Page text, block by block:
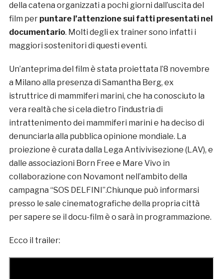
della catena organizzati a pochi giorni dall’uscita del
film per puntare l’attenzione sui fatti presentati nel
documentario. Molti degli ex trainer sono infatti i
maggiori sostenitori di questi eventi.
Un’anteprima del film è stata proiettata l’8 novembre
a Milano alla presenza di Samantha Berg, ex
istruttrice di mammiferi marini, che ha conosciuto la
vera realtà che si cela dietro l’industria di
intrattenimento dei mammiferi marini e ha deciso di
denunciarla alla pubblica opinione mondiale. La
proiezione è curata dalla Lega Antivivisezione (LAV), e
dalle associazioni Born Free e Mare Vivo in
collaborazione con Novamont nell’ambito della
campagna “SOS DELFINI”.Chiunque può informarsi
presso le sale cinematografiche della propria città
per sapere se il docu-film è o sarà in programmazione.
Ecco il trailer: